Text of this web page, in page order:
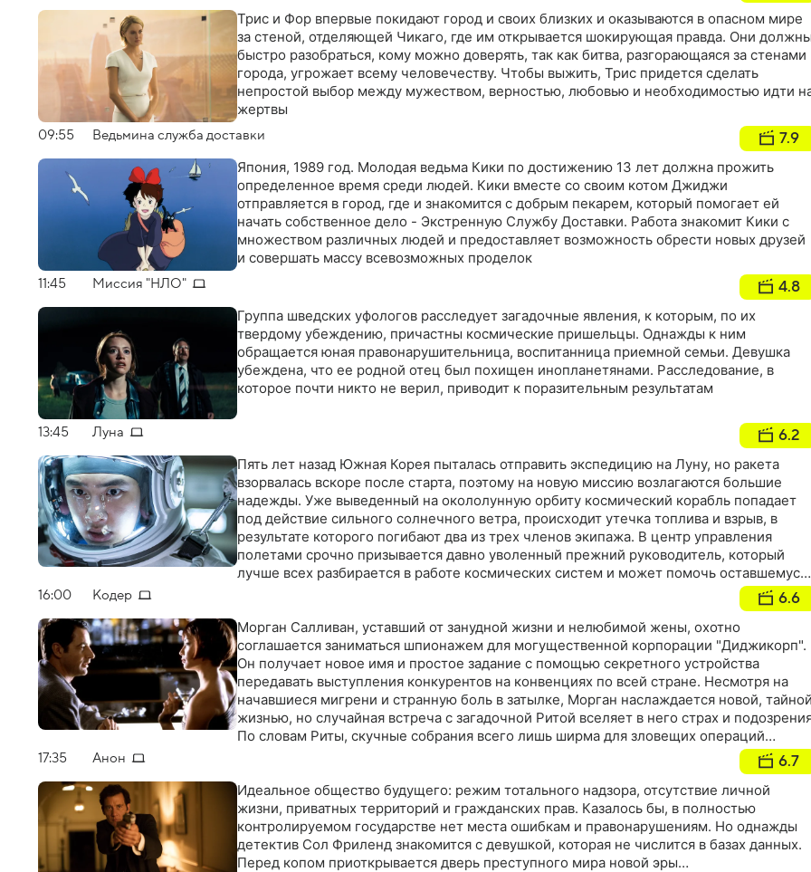
Трис и Фор впервые покидают город и своих близких и оказываются в опасном мире
за стеной, отделяющей Чикаго, где им открывается шокирующая правда. Они
быстро разобраться, кому можно доверять, так как битва, разгорающаяся за стенами
города, угрожает всему человечеству. Чтобы выжить, Трис придется сделать
непростой выбор между мужеством, верностью, любовью и необходимостью идти
жертвы
09:55 Ведьмина служба доставки 7.9
Япония, 1989 год. Молодая ведьма Кики по достижению 13 лет должна прожить
определенное время среди людей. Кики вместе со своим котом Джиджи
отправляется в город, где и знакомится с добрым пекарем, который помогает ей
начать собственное дело - Экстренную Службу Доставки. Работа знакомит Кики с
множеством различных людей и предоставляет возможность обрести новых друзей
и совершать массу всевозможных проделок
11:45 Миссия "НЛО" 4.8
Группа шведских уфологов расследует загадочные явления, к которым, по их
твердому убеждению, причастны космические пришельцы. Однажды к ним
обращается юная правонарушительница, воспитанница приемной семьи. Девушка
убеждена, что ее родной отец был похищен инопланетянами. Расследование, в
которое почти никто не верил, приводит к поразительным результатам
13:45 Луна 6.2
Пять лет назад Южная Корея пыталась отправить экспедицию на Луну, но ракета
взорвалась вскоре после старта, поэтому на новую миссию возлагаются большие
надежды. Уже выведенный на окололунную орбиту космический корабль попадает
под действие сильного солнечного ветра, происходит утечка топлива и взрыв, в
результате которого погибают два из трех членов экипажа. В центр управления
полетами срочно призывается давно уволенный прежний руководитель, который
лучше всех разбирается в работе космических систем и может помочь оставшемуся
16:00 Кодер 6.6
Морган Салливан, уставший от занудной жизни и нелюбимой жены, охотно
соглашается заниматься шпионажем для могущественной корпорации "Диджикорп".
Он получает новое имя и простое задание с помощью секретного устройства
передавать выступления конкурентов на конвенциях по всей стране. Несмотря на
начавшиеся мигрени и странную боль в затылке, Морган наслаждается новой,
жизнью, но случайная встреча с загадочной Ритой вселяет в него страх и
По словам Риты, скучные собрания всего лишь ширма для зловещих операций
"Диджикорпа", превращающего своих "шпионов" в послушных марионеток,
утративших свое "я". Она делает ему укол и просит на следующей конвенции никак
реагировать на то, что он там увидит…
17:35 Анон 6.7
Идеальное общество будущего: режим тотального надзора, отсутствие личной
жизни, приватных территорий и гражданских прав. Казалось бы, в полностью
контролируемом государстве нет места ошибкам и правонарушениям. Но однажды
детектив Сол Фриленд знакомится с девушкой, которая не числится в базах данных.
Перед копом приоткрывается дверь преступного мира новой эры…